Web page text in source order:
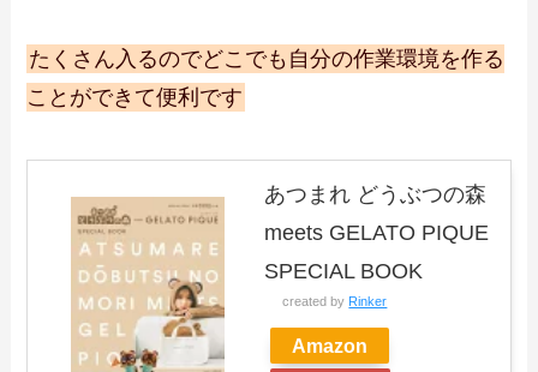
たくさん入るのでどこでも自分の作業環境を作る
ことができて便利です
あつまれ どうぶつの森
meets GELATO PIQUE
SPECIAL BOOK
created by Rinker
Amazon